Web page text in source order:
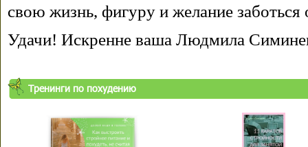
свою жизнь, фигуру и желание заботься
Удачи! Искренне ваша Людмила
Тренинги по похудению